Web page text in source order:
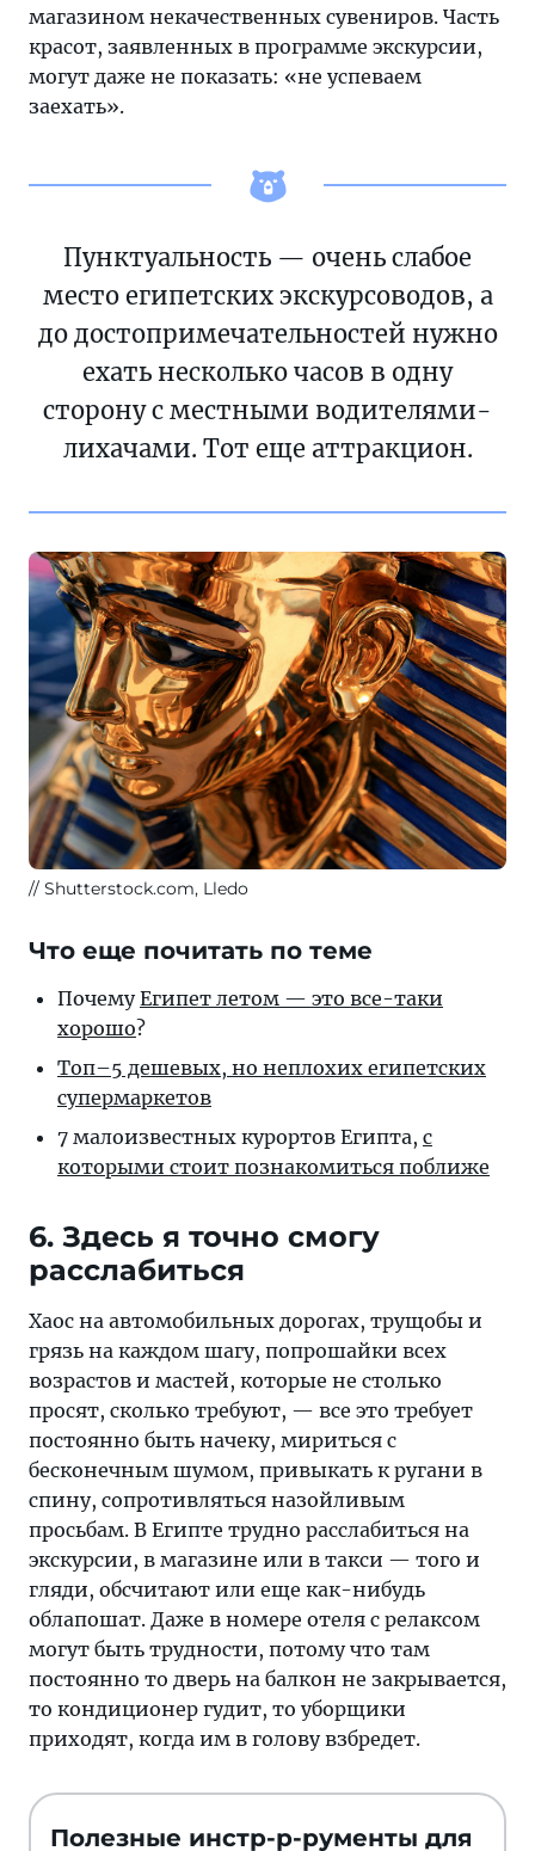
магазином некачественных сувениров. Часть
красот, заявленных в программе экскурсии,
могут даже не показать: «не успеваем
заехать».
Пунктуальность — очень слабое
место египетских экскурсоводов, а
до достопримечательностей нужно
ехать несколько часов в одну
сторону с местными водителями-
лихачами. Тот еще аттракцион.
Shutterstock.com, Lledo
Что еще почитать по теме
ПочемуЕгипет летом — это все-таки
хорошо?
Топ–5 дешевых, но неплохих египетских
супермаркетов
7 малоизвестных курортов Египта, с
которыми стоит познакомиться поближе
6. Здесь я точно смогу
расслабиться
Хаос на автомобильных дорогах, трущобы и
грязь на каждом шагу, попрошайки всех
возрастов и мастей, которые не столько
просят, сколько требуют, — все это требует
постоянно быть начеку, мириться с
бесконечным шумом, привыкать к ругани в
спину, сопротивляться назойливым
просьбам. В Египте трудно расслабиться на
экскурсии, в магазине или в такси — того и
гляди, обсчитают или еще как-нибудь
облапошат. Даже в номере отеля с релаксом
могут быть трудности, потому что там
постоянно то дверь на балкон не закрывается,
то кондиционер гудит, то уборщики
приходят, когда им в голову взбредет.
Полезные инстр-р-рументы для